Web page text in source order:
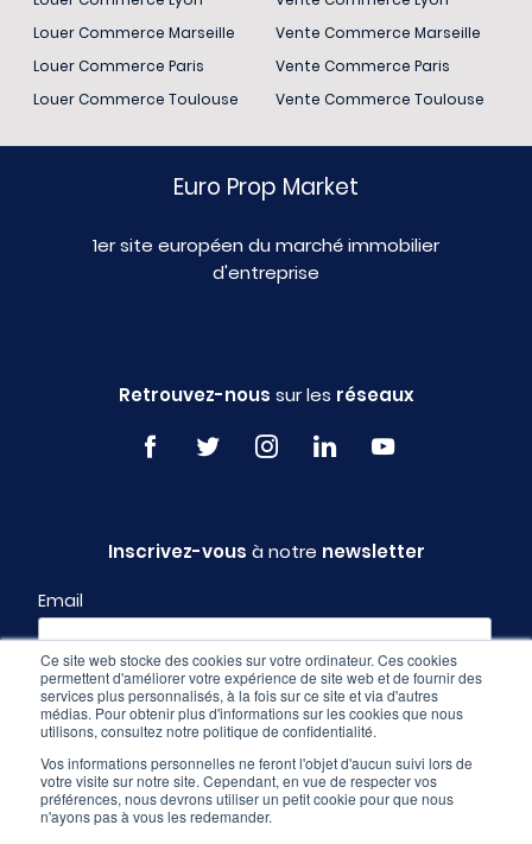
Ce site web stocke des cookies sur votre ordinateur. Ces cookies
permettent d'améliorer votre expérience de site web et de fournir des
services plus personnalisés, à la fois sur ce site et via d'autres
médias. Pour obtenir plus d'informations sur les cookies que nous
utilisons, consultez notre politique de confidentialité.
Vos informations personnelles ne feront l'objet d'aucun suivi lors de
votre visite sur notre site. Cependant, en vue de respecter vos
préférences, nous devrons utiliser un petit cookie pour que nous
n'ayons pas à vous les redemander.
Louer Commerce Marseille
Louer Commerce Paris
Louer Commerce Toulouse
Vente Commerce Marseille
Vente Commerce Paris
Vente Commerce Toulouse
Euro Prop Market
1er site européen du marché immobilier
d'entreprise
Retrouvez-nous sur les réseaux
Inscrivez-vous à notre newsletter
Email
Profil